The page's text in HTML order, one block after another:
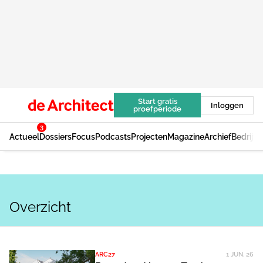
Start gratis
proefperiode
Inloggen
Actueel
3
DossiersFocusPodcastsProjectenMagazineArchief
Overzicht
ARC27 1 JUN. 26